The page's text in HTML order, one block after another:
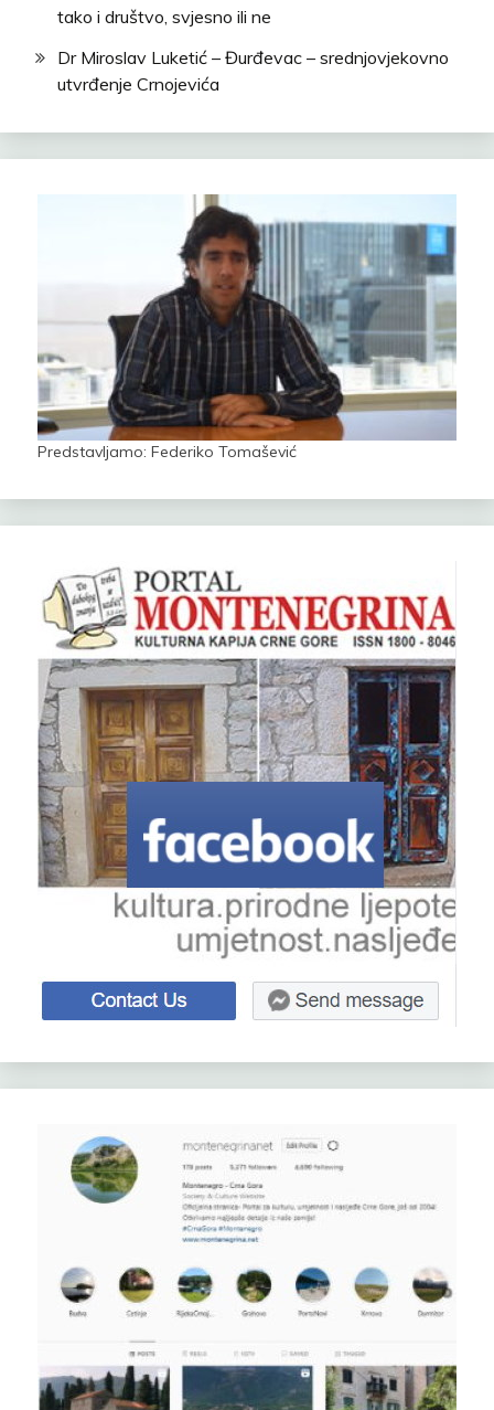
tako i društvo, svjesno ili ne
Dr Miroslav Luketić – Đurđevac – srednjovjekovno
utvrđenje Crnojevića
Predstavljamo: Federiko Tomašević